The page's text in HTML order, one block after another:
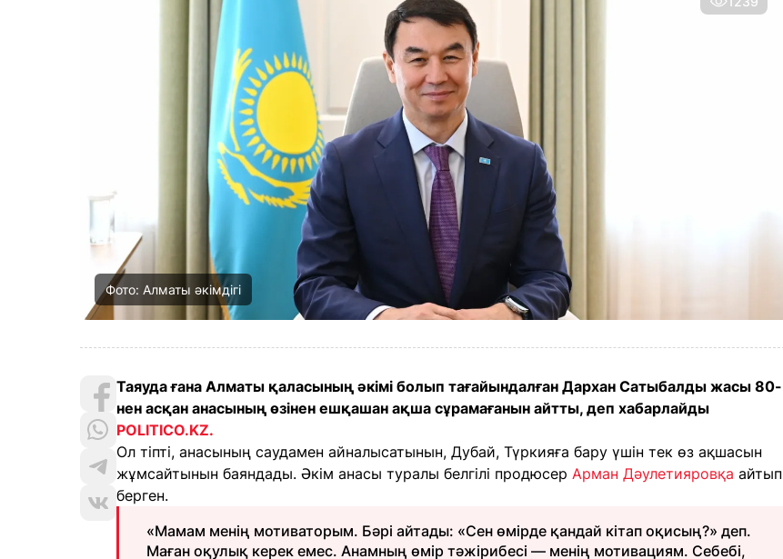
Фото: Алматы әкімдігі
Таяуда ғана Алматы қаласының әкімі болып тағайындалған Дархан Сатыбалды жасы 80-
нен асқан анасының өзінен ешқашан ақша сұрамағанын айтты, деп хабарлайды
POLITICO.KZ.
Ол тіпті, анасының саудамен айналысатынын, Дубай, Түркияға бару үшін тек өз ақшасын
жұмсайтынын баяндады. Әкім анасы туралы белгілі продюсер Арман Дәулетияровқа айтып
берген.
«Мамам менің мотиваторым. Бәрі айтады: «Сен өмірде қандай кітап оқисың?» деп.
Маған оқулық керек емес. Анамның өмір тәжірибесі — менің мотивациям. Себебі,